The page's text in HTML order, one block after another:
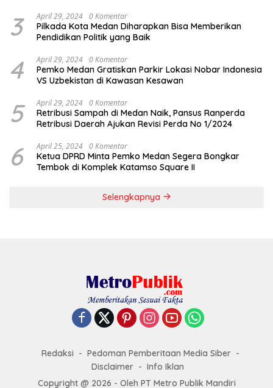
3 April 29, 2024 0 Komentar
Pilkada Kota Medan Diharapkan Bisa Memberikan
Pendidikan Politik yang Baik
4 April 29, 2024 0 Komentar
Pemko Medan Gratiskan Parkir Lokasi Nobar Indonesia
VS Uzbekistan di Kawasan Kesawan
5 April 29, 2024 0 Komentar
Retribusi Sampah di Medan Naik, Pansus Ranperda
Retribusi Daerah Ajukan Revisi Perda No 1/2024
6 April 25, 2024 0 Komentar
Ketua DPRD Minta Pemko Medan Segera Bongkar
Tembok di Komplek Katamso Square II
Selengkapnya
Redaksi
Pedoman Pemberitaan Media Siber
Disclaimer
Info Iklan
Copyright @ 2026 - Oleh PT Metro Publik Mandiri